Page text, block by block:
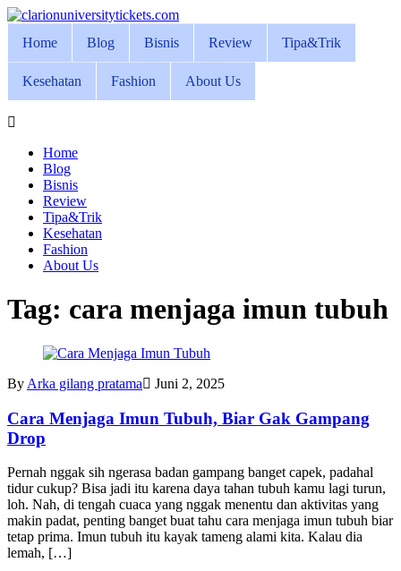
Skip
content
Home Blog Bisnis Review Tipa&Trik
Kesehatan Fashion About Us
Home
Blog
Bisnis
Review
Tipa&Trik
Kesehatan
Fashion
About Us
Tag: cara menjaga imun tubuh
By Arka gilang pratama Juni 2, 2025
Cara Menjaga Imun Tubuh, Biar Gak Gampang
Drop
Pernah nggak sih ngerasa badan gampang banget capek, padahal
tidur cukup? Bisa jadi itu karena daya tahan tubuh kamu lagi turun,
loh. Nah, di tengah cuaca yang nggak menentu dan aktivitas yang
makin padat, penting banget buat tahu cara menjaga imun tubuh biar
tetap prima. Imun tubuh itu kayak tameng alami kita. Kalau dia
lemah, […]